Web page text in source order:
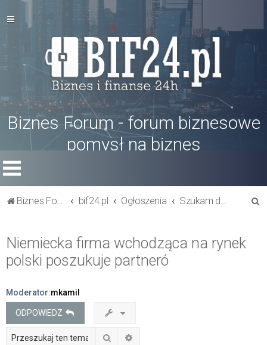
Biznes Forum - forum biznesowe
pomysł na biznes
Biznes Forum bif24.pl Ogłoszenia Szukam dostawcy towaru
Niemiecka firma wchodząca na rynek
polski poszukuje partneró
Moderator:mkamil
ODPOWIEDZ
Szukaj